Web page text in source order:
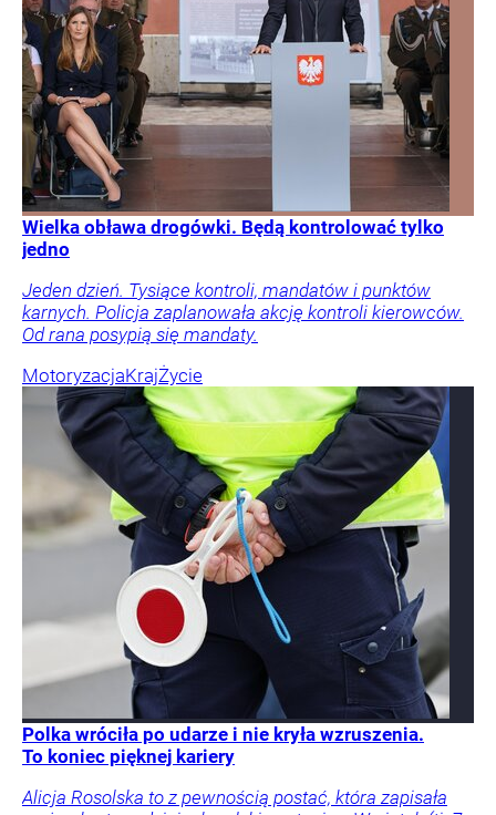
Wielka obława drogówki. Będą kontrolować tylko
jedno
Jeden dzień. Tysiące kontroli, mandatów i punktów
karnych. Policja zaplanowała akcję kontroli kierowców.
Od rana posypią się mandaty.
MotoryzacjaKrajŻycie
Polka wróciła po udarze i nie kryła wzruszenia.
To koniec pięknej kariery
Alicja Rosolska to z pewnością postać, która zapisała